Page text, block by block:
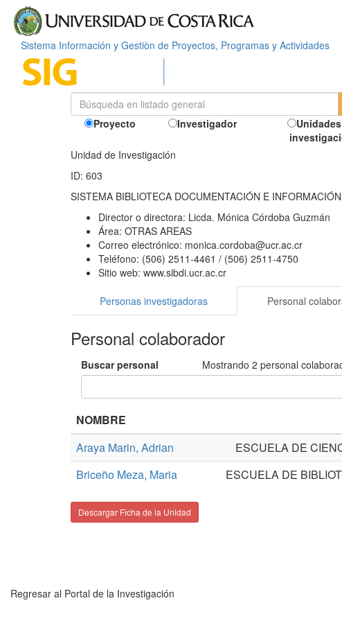
Sistema Información y Gestiòn de Proyectos, Programas y Actividades
Proyecto Investigador
Unidad de Investigación
ID: 603
SISTEMA BIBLIOTECA DOCUMENTACIÓN E INFORMACIÓN
Director o directora: Licda. Mónica Córdoba Guzmán
Área: OTRAS AREAS
Correo electrónico: monica.cordoba@ucr.ac.cr
Teléfono: (506) 2511-4461 / (506) 2511-4750
Sitio web: www.sibdi.ucr.ac.cr
Personas investigadoras Personal
Personal colaborador
Buscar personal Mostrando 2 personal
NOMBRE
Araya Marin, Adrian
ESCUELA DE
Briceño Meza, Maria
ESCUELA DE
Descargar Ficha de la Unidad
Regresar al Portal de la Investigación